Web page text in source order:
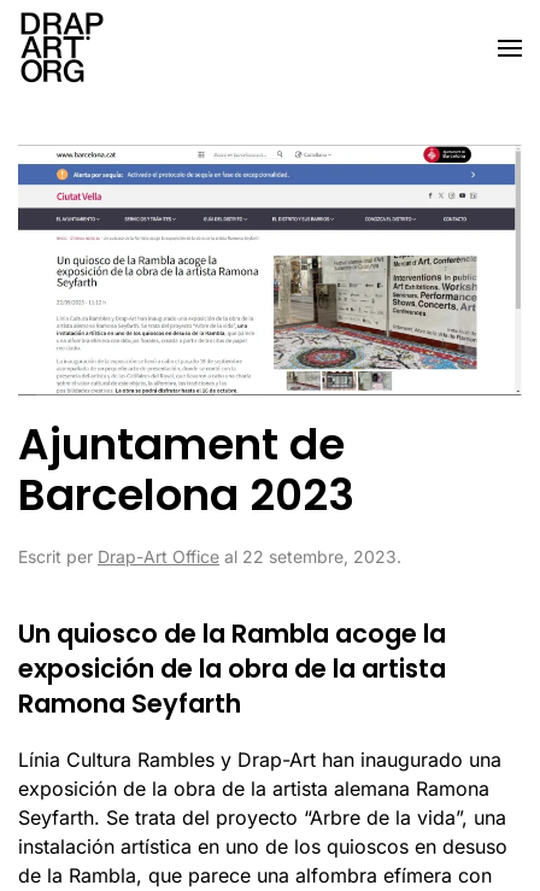
Skip to main content
Ajuntament de
Barcelona 2023
Escrit per Drap-Art Office al 22 setembre, 2023.
Un quiosco de la Rambla acoge la
exposición de la obra de la artista
Ramona Seyfarth
Línia Cultura Rambles y Drap-Art han inaugurado una
exposición de la obra de la artista alemana Ramona
Seyfarth. Se trata del proyecto “Arbre de la vida”, una
instalación artística en uno de los quioscos en desuso
de la Rambla, que parece una alfombra efímera con